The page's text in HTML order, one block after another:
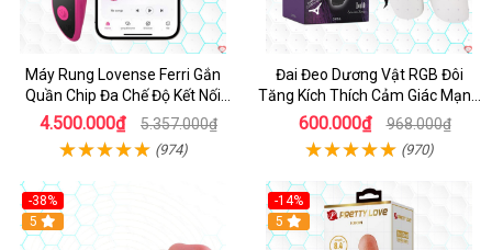
Máy Rung Lovense Ferri Gắn
Quần Chip Đa Chế Độ Kết Nối
App
4.500.000₫ 5.357.000₫
(974)
Đai Đeo Dương Vật RGB Đôi
Tăng Kích Thích Cảm Giác Mạnh
Mẽ
600.000₫ 968.000₫
(970)
-38%
5
-14%
5